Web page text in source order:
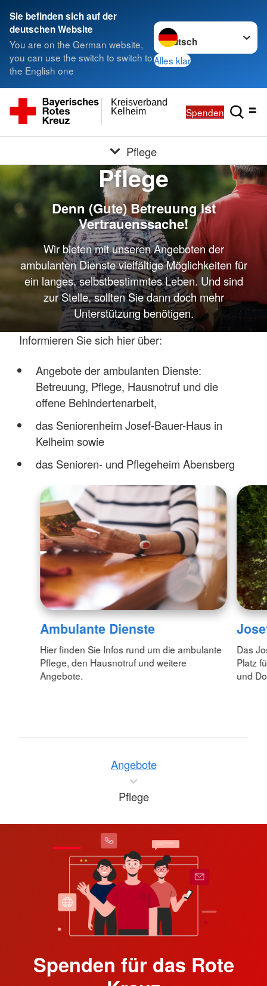
Sie befinden sich auf der
deutschen Website
You are on the German website,
you can use the switch to switch to
the English one
Sprache wechseln zu
Alles klar
Kelheim
Kreisverband
Spenden
Pflege
Pflege
Denn (Gute) Betreuung ist
Vertrauenssache!
Wir bieten mit unseren Angeboten der
ambulanten Dienste vielfältige Möglichkeiten für
ein langes, selbstbestimmtes Leben. Und sind
zur Stelle, sollten Sie dann doch mehr
Unterstützung benötigen.
Informieren Sie sich hier über:
Angebote der ambulanten Dienste:
Betreuung, Pflege, Hausnotruf und die
offene Behindertenarbeit,
das Seniorenheim Josef-Bauer-Haus in
Kelheim sowie
das Senioren- und Pflegeheim Abensberg
Ambulante Dienste
Hier finden Sie Infos rund um die ambulante
Pflege, den Hausnotruf und weitere
Angebote.
Das
Platz
und
Angebote
Pflege
Spenden für das Rote